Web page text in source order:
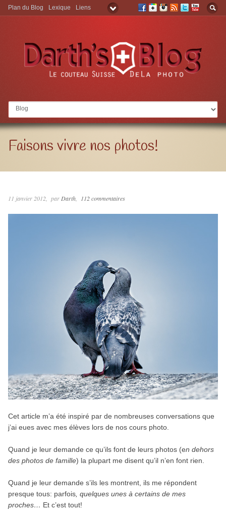
Aller à:
Plan du Blog Lexique Liens
Faisons vivre nos photos!
11 janvier 2012 parDarth 112 commentaires
Cet article m’a été inspiré par de nombreuses conversations que
j’ai eues avec mes élèves lors de nos cours photo.
Quand je leur demande ce qu’ils font de leurs photos (en dehors
des photos de famille) la plupart me disent qu’il n’en font rien.
Quand je leur demande s’ils les montrent, ils me répondent
presque tous: parfois, quelques unes à certains de mes
proches… Et c’est tout!